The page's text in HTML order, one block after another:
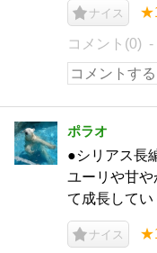
ナイス
コメント(0)
ポラオ
●シリアス長
ユーリや甘
て成長してい
ナイス